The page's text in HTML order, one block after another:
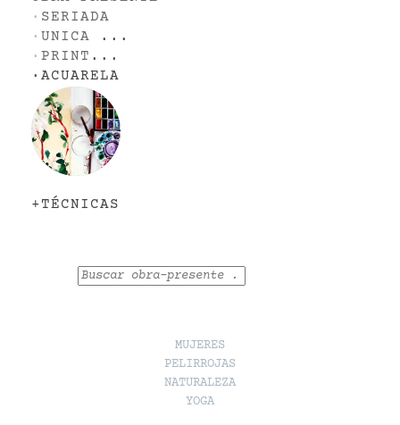
· SERIADA
· UNICA ...
· PRINT ...
· ACUARELA
+TÉCNICAS
MUJERES
PELIRROJAS
NATURALEZA
YOGA